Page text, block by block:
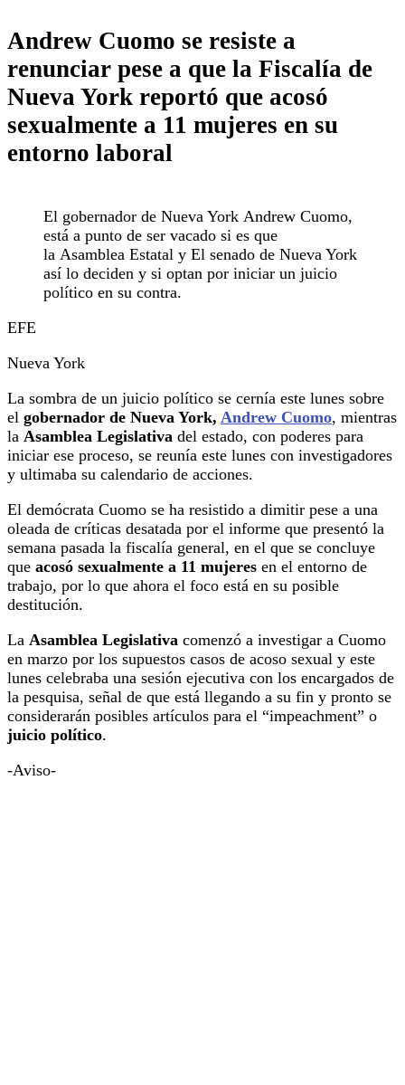
Andrew Cuomo se resiste a
renunciar pese a que la Fiscalía de
Nueva York reportó que acosó
sexualmente a 11 mujeres en su
entorno laboral
El gobernador de Nueva York Andrew Cuomo,
está a punto de ser vacado si es que
la Asamblea Estatal y El senado de Nueva York
así lo deciden y si optan por iniciar un juicio
político en su contra.
EFE
Nueva York
La sombra de un juicio político se cernía este lunes sobre
el gobernador de Nueva York, Andrew Cuomo, mientras
la Asamblea Legislativa del estado, con poderes para
iniciar ese proceso, se reunía este lunes con investigadores
y ultimaba su calendario de acciones.
El demócrata Cuomo se ha resistido a dimitir pese a una
oleada de críticas desatada por el informe que presentó la
semana pasada la fiscalía general, en el que se concluye
que acosó sexualmente a 11 mujeres en el entorno de
trabajo, por lo que ahora el foco está en su posible
destitución.
La Asamblea Legislativa comenzó a investigar a Cuomo
en marzo por los supuestos casos de acoso sexual y este
lunes celebraba una sesión ejecutiva con los encargados de
la pesquisa, señal de que está llegando a su fin y pronto se
considerarán posibles artículos para el “impeachment” o
juicio político.
-Aviso-